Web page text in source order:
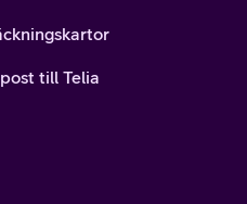
till Telia